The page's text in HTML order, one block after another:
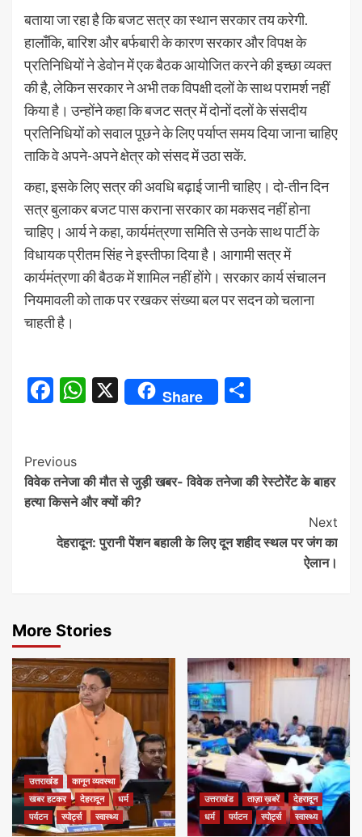
बताया जा रहा है कि बजट सत्र का स्थान सरकार तय करेगी.
हालाँकि, बारिश और बर्फबारी के कारण सरकार और विपक्ष के
प्रतिनिधियों ने डेवोन में एक बैठक आयोजित करने की इच्छा व्यक्त
की है, लेकिन सरकार ने अभी तक विपक्षी दलों के साथ परामर्श नहीं
किया है। उन्होंने कहा कि बजट सत्र में दोनों दलों के संसदीय
प्रतिनिधियों को सवाल पूछने के लिए पर्याप्त समय दिया जाना चाहिए
ताकि वे अपने-अपने क्षेत्र को संसद में उठा सकें.
कहा, इसके लिए सत्र की अवधि बढ़ाई जानी चाहिए। दो-तीन दिन
सत्र बुलाकर बजट पास कराना सरकार का मकसद नहीं होना
चाहिए। आर्य ने कहा, कार्यमंत्रणा समिति से उनके साथ पार्टी के
विधायक प्रीतम सिंह ने इस्तीफा दिया है। आगामी सत्र में
कार्यमंत्रणा की बैठक में शामिल नहीं होंगे। सरकार कार्य संचालन
नियमावली को ताक पर रखकर संख्या बल पर सदन को चलाना
चाहती है।
Facebook
WhatsApp
X Share
Continue
Reading
Previous
विवेक तनेजा की मौत से जुड़ी खबर- विवेक तनेजा की रेस्टोरेंट के बाहर
हत्या किसने और क्यों की?
Next
देहरादून: पुरानी पेंशन बहाली के लिए दून शहीद स्थल पर जंग का
ऐलान।
More Stories
उत्तराखंड
कानून व्यवस्था
खबर हटकर
देहरादून
धर्म
पर्यटन
स्पोर्ट्स स्वास्थ्य
उत्तराखंड ताज़ा ख़बरें
देहरादून
धर्म
पर्यटन स्पोर्ट्स स्वास्थ्य